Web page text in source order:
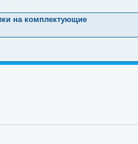
на комплектующие